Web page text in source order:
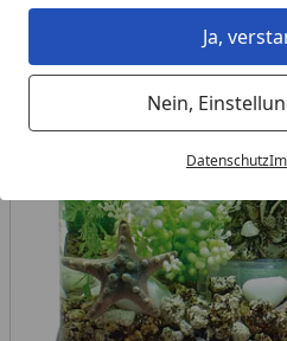
Ja,
Nein,
Datenschutz